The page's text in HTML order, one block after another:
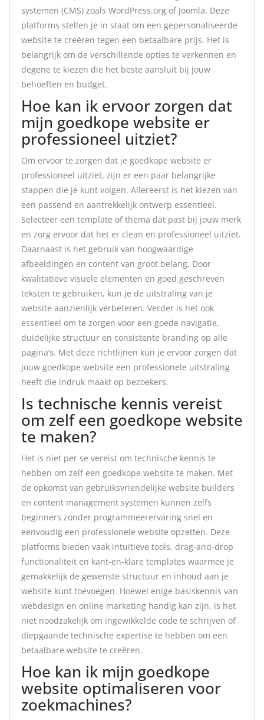
systemen (CMS) zoals WordPress.org of Joomla. Deze
platforms stellen je in staat om een gepersonaliseerde
website te creëren tegen een betaalbare prijs. Het is
belangrijk om de verschillende opties te verkennen en
degene te kiezen die het beste aansluit bij jouw
behoeften en budget.
Hoe kan ik ervoor zorgen dat
mijn goedkope website er
professioneel uitziet?
Om ervoor te zorgen dat je goedkope website er
professioneel uitziet, zijn er een paar belangrijke
stappen die je kunt volgen. Allereerst is het kiezen van
een passend en aantrekkelijk ontwerp essentieel.
Selecteer een template of thema dat past bij jouw merk
en zorg ervoor dat het er clean en professioneel uitziet.
Daarnaast is het gebruik van hoogwaardige
afbeeldingen en content van groot belang. Door
kwalitatieve visuele elementen en goed geschreven
teksten te gebruiken, kun je de uitstraling van je
website aanzienlijk verbeteren. Verder is het ook
essentieel om te zorgen voor een goede navigatie,
duidelijke structuur en consistente branding op alle
pagina’s. Met deze richtlijnen kun je ervoor zorgen dat
jouw goedkope website een professionele uitstraling
heeft die indruk maakt op bezoekers.
Is technische kennis vereist
om zelf een goedkope website
te maken?
Het is niet per se vereist om technische kennis te
hebben om zelf een goedkope website te maken. Met
de opkomst van gebruiksvriendelijke website builders
en content management systemen kunnen zelfs
beginners zonder programmeerervaring snel en
eenvoudig een professionele website opzetten. Deze
platforms bieden vaak intuïtieve tools, drag-and-drop
functionaliteit en kant-en-klare templates waarmee je
gemakkelijk de gewenste structuur en inhoud aan je
website kunt toevoegen. Hoewel enige basiskennis van
webdesign en online marketing handig kan zijn, is het
niet noodzakelijk om ingewikkelde code te schrijven of
diepgaande technische expertise te hebben om een
betaalbare website te creëren.
Hoe kan ik mijn goedkope
website optimaliseren voor
zoekmachines?